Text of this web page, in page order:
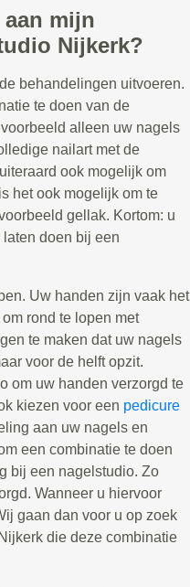
mijn
Nijkerk?
behandelingen uitvoeren.
te doen van de
alleen uw nagels
nailart met de
ook mogelijk om
het ook mogelijk om te
gellak. Kortom: u
doen bij een
Uw handen zijn vaak het
rond te lopen met
te maken dat uw nagels
voor de helft opzit.
om uw handen verzorgd te
kiezen voor een pedicure
aan uw nagels en
een combinatie te doen
bij een nagelstudio. Zo
Wanneer u hiervoor
gaan dan voor u op zoek
die deze combinatie